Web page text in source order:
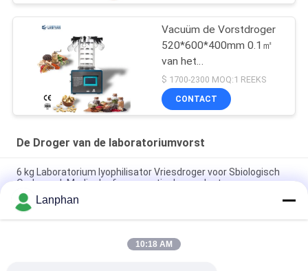
Vacuüm de Vorstdroger
520*600*400mm 0.1㎡
van het
tafelbladlaboratorium
$ 1700-2300 MOQ:1 REEKS
CONTACT
De Droger van de laboratoriumvorst
6 kg Laboratorium lyophilisator Vriesdroger voor Sbiologisch
Onderzoek Medische farmaceutische producten
Laboratorium vriesdroger flacons aubergine fles vriesdroger
voor biologisch onderzoek
0.1m2 Vriesdroger op de bank Vriesdroger voor het drogen van
Lanphan
10:18 AM